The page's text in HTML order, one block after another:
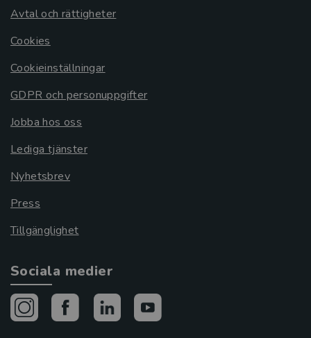
Avtal och rättigheter
Cookies
Cookieinställningar
GDPR och personuppgifter
Jobba hos oss
Lediga tjänster
Nyhetsbrev
Press
Tillgänglighet
Sociala medier